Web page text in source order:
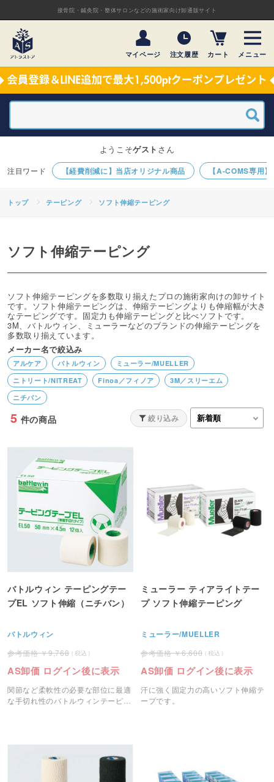
接骨院・鍼灸院・整体サロンなどの施術家向け卸通販サイト
マイページ 注文履歴 カート メニュー
【経費削減に】当店オリジナル商品 【A-COMS専用
ようこそゲスト さん
トップ テーピング ソフト伸縮テーピング
ソフト伸縮テーピング
ソフト伸縮テーピングを多数取り揃えたプロの施術家向けの卸サイト
です。ソフト伸縮テーピングは、伸縮テーピングよりも伸縮幅が大き
なテーピングです。固定力も伸縮テーピングと比べソフトです。
3M、バトルウィン、ミューラーなどのブランドの伸縮テーピングを
多数取り揃えています。
メーカー名で絞込み
アルケア バトルウィン
ミューラー/MUELLER
ニトリート/NITREAT
Finoa／フィノア
3M／スリーエム
ニチバン
5 件の商品 絞り込み
バトルウィン テーピングテー
プEL ソフト伸縮（ニチバン）
バトルウィン
9,768
AS卸価 ログイン後に表示
関節など柔軟性の必要な部位に最適
な手切れ性のバトルウィンテーピン
ミューラー ティアライトテー
プ ソフト伸縮テーピング
ミューラー/MUELLER
6,600
AS卸価 ログイン後に表示
汗に強く固定力の高いソフト伸縮テ
ープです。